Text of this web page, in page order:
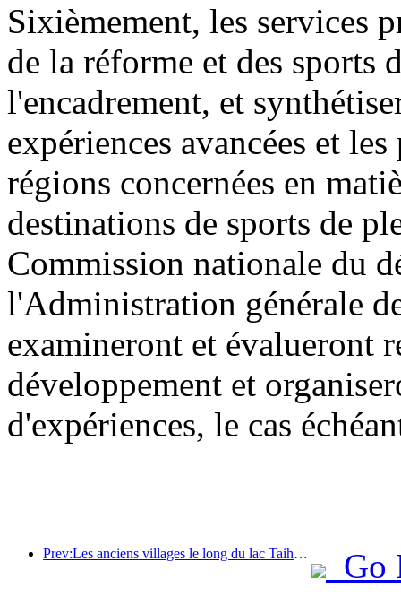
Sixièmement, les services
de la réforme et des
l'encadrement, et
expériences avancées et
régions concernées en
destinations de sports de
Commission nationale du
l'Administration générale
examineront et évalueront
développement et
d'expériences, le cas
Prev:Les anciens villages le long du lac Taihu à Huzhou, dans la province du Zhejiang, ont commencé à être rénovés et modernisés, avec un investissement de près d'un milliard de yuans.
Go